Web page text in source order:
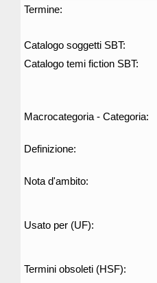
Termine:
Catalogo soggetti SBT:
Catalogo temi fiction SBT:
Macrocategoria - Categoria:
Definizione:
Nota d'ambito:
Usato per (UF):
Termini obsoleti (HSF):